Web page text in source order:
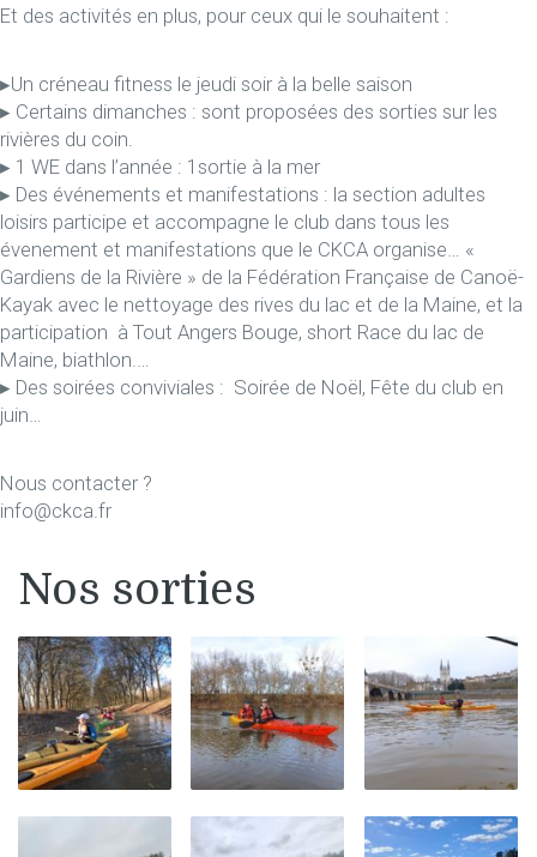
Et des activités en plus, pour ceux qui le souhaitent :
▸Un créneau fitness le jeudi soir à la belle saison
▸ Certains dimanches : sont proposées des sorties sur les
rivières du coin.
▸ 1 WE dans l’année : 1sortie à la mer
▸ Des événements et manifestations : la section adultes
loisirs participe et accompagne le club dans tous les
évenement et manifestations que le CKCA organise… «
Gardiens de la Rivière » de la Fédération Française de Canoë-
Kayak avec le nettoyage des rives du lac et de la Maine, et la
participation à Tout Angers Bouge, short Race du lac de
Maine, biathlon.…
▸ Des soirées conviviales : Soirée de Noël, Fête du club en
juin…
Nous contacter ?
info@ckca.fr
Nos sorties